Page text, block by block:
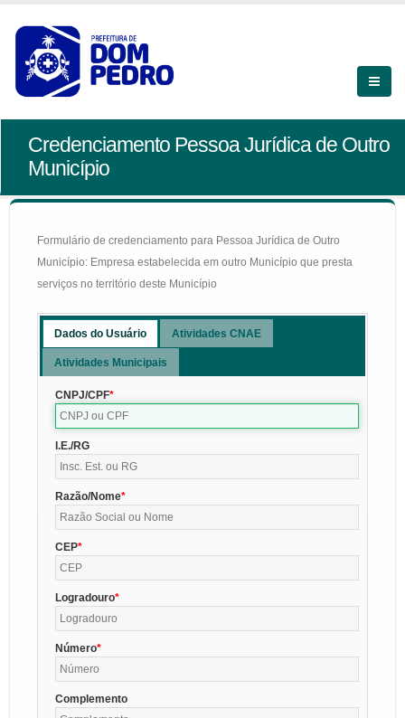
Credenciamento Pessoa Jurídica de Outro
Município
Formulário de credenciamento para Pessoa Jurídica de Outro
Município: Empresa estabelecida em outro Município que presta
serviços no território deste Município
Dados do Usuário Atividades CNAE
Atividades Municipais
CNPJ/CPF
I.E./RG
Razão/Nome
CEP
Logradouro
Número
Complemento